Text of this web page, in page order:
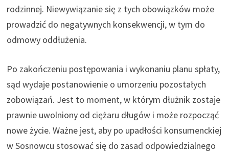
rodzinnej. Niewywiązanie się z tych obowiązków może
prowadzić do negatywnych konsekwencji, w tym do
odmowy oddłużenia.
Po zakończeniu postępowania i wykonaniu planu spłaty,
sąd wydaje postanowienie o umorzeniu pozostałych
zobowiązań. Jest to moment, w którym dłużnik zostaje
prawnie uwolniony od ciężaru długów i może rozpocząć
nowe życie. Ważne jest, aby po upadłości konsumenckiej
w Sosnowcu stosować się do zasad odpowiedzialnego